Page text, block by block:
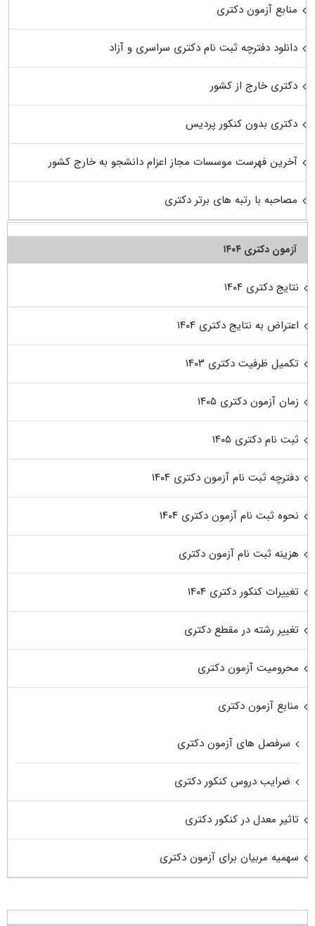
منابع آزمون دکتری
دانلود دفترچه ثبت نام دکتری سراسری و آزاد
دکتری خارج از کشور
دکتری بدون کنکور پردیس
آخرین فهرست موسسات مجاز اعزام دانشجو به خارج کشور
مصاحبه با رتبه های برتر دکتری
آزمون دکتری ۱۴۰۴
نتایج دکتری ۱۴۰۴
اعتراض به نتایج دکتری ۱۴۰۴
تکمیل ظرفیت دکتری ۱۴۰۳
زمان آزمون دکتری ۱۴۰۵
ثبت نام دکتری ۱۴۰۵
دفترچه ثبت نام آزمون دکتری ۱۴۰۴
نحوه ثبت نام آزمون دکتری ۱۴۰۴
هزینه ثبت نام آزمون دکتری
تغییرات کنکور دکتری ۱۴۰۴
تغییر رشته در مقطع دکتری
محرومیت آزمون دکتری
منابع آزمون دکتری
سرفصل های آزمون دکتری
ضرایب دروس کنکور دکتری
تاثیر معدل در کنکور دکتری
سهمیه مربیان برای آزمون دکتری